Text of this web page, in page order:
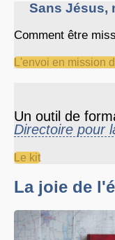
Sans Jésus,
Comment être
L'envoi en mission
Un outil de
Directoire pour
Le kit
La joie de